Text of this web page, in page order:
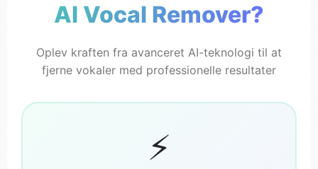
🎸 Instrumental
AI Vocal Remover?
Oplev kraften fra avanceret AI-teknologi til at
fjerne vokaler med professionelle resultater
⚡